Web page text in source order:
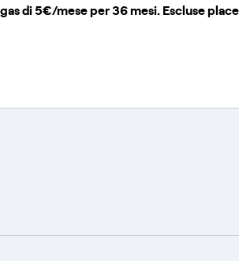
di 5€/mese per 36 mesi. Escluse